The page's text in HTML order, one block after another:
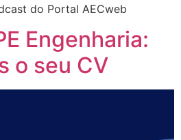
do Portal AECweb
Engenharia:
o seu CV